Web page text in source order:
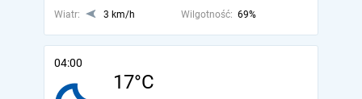
Wiatr:
3 km/h Wilgotność: 69%
04:00
17°C